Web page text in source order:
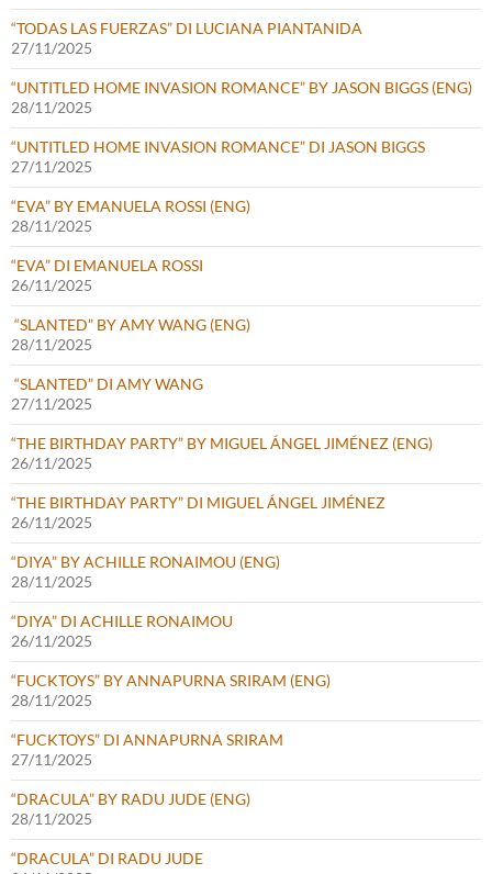
“TODAS LAS FUERZAS” DI LUCIANA PIANTANIDA
27/11/2025
“UNTITLED HOME INVASION ROMANCE” BY JASON BIGGS (ENG)
28/11/2025
“UNTITLED HOME INVASION ROMANCE” DI JASON BIGGS
27/11/2025
“EVA” BY EMANUELA ROSSI (ENG)
28/11/2025
“EVA” DI EMANUELA ROSSI
26/11/2025
“SLANTED” BY AMY WANG (ENG)
28/11/2025
“SLANTED” DI AMY WANG
27/11/2025
“THE BIRTHDAY PARTY” BY MIGUEL ÁNGEL JIMÉNEZ (ENG)
26/11/2025
“THE BIRTHDAY PARTY” DI MIGUEL ÁNGEL JIMÉNEZ
26/11/2025
“DIYA” BY ACHILLE RONAIMOU (ENG)
28/11/2025
“DIYA” DI ACHILLE RONAIMOU
26/11/2025
“FUCKTOYS” BY ANNAPURNA SRIRAM (ENG)
28/11/2025
“FUCKTOYS” DI ANNAPURNA SRIRAM
27/11/2025
“DRACULA” BY RADU JUDE (ENG)
28/11/2025
“DRACULA” DI RADU JUDE